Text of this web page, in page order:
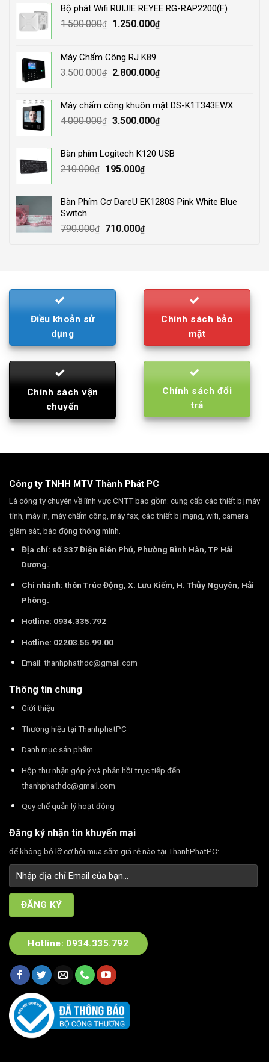
Bộ phát Wifi RUIJIE REYEE RG-RAP2200(F)
1.500.000₫
Original
1.500.000₫.
1.250.000₫Current
Máy Chấm Công RJ K89
3.500.000₫
Original
3.500.000₫.
2.800.000₫Current
2.800.000₫.
Máy chấm công khuôn mặt DS-K1T343EWX
4.000.000₫ Original
4.000.000₫.
3.500.000₫Current
3.500.000₫.
Bàn phím Logitech K120 USB
210.000₫
Original
210.000₫.
195.000₫Current
195.000₫.
Bàn Phím Cơ DareU EK1280S Pink White Blue
Switch
790.000₫
Original
710.000₫Current
Điều khoản sử
dụng
Chính sách bảo
mật
Chính sách vận
chuyển
Chính sách đổi
trả
Công ty TNHH MTV Thành Phát PC
Là công ty chuyên về lĩnh vực CNTT bao gồm: cung cấp các thiết bị máy
tính, máy in, máy chấm công, máy fax, các thiết bị mạng, wifi, camera
giám sát, báo động thông minh.
Địa chỉ: số 337 Điện Biên Phủ, Phường Bình Hàn, TP Hải
Dương.
Chi nhánh: thôn Trúc Động, X. Lưu Kiếm, H. Thủy Nguyên, Hải
Phòng.
Hotline: 0934.335.792
Hotline: 02203.55.99.00
Email: thanhphathdc@gmail.com
Thông tin chung
Giới thiệu
Thương hiệu tại ThanhphatPC
Danh mục sản phẩm
Hộp thư nhận góp ý và phản hồi trực tiếp đến
thanhphathdc@gmail.com
Quy chế quản lý hoạt động
Đăng ký nhận tin khuyến mại
để không bỏ lỡ cơ hội mua sắm giá rẻ nào tại ThanhPhatPC:
Hotline: 0934.335.792